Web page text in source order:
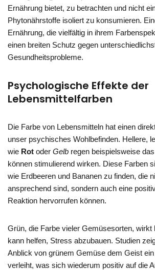
Ernährung bietet, zu betrachten und nicht
Phytonährstoffe isoliert zu konsumieren.
Ernährung, die vielfältig in ihrem
einen breiten Schutz gegen
Gesundheitsprobleme.
Psychologische Effekte der
Lebensmittelfarben
Die Farbe von Lebensmitteln hat einen
unser psychisches Wohlbefinden. Hellere,
wie Rot oder Gelb regen beispielsweise
können stimulierend wirken. Diese Farben
wie Erdbeeren und Bananen zu finden, die
ansprechend sind, sondern auch eine
Reaktion hervorrufen können.
Grün, die Farbe vieler Gemüsesorten, wirkt
kann helfen, Stress abzubauen. Studien
Anblick von grünem Gemüse dem Geist
verleiht, was sich wiederum positiv auf die